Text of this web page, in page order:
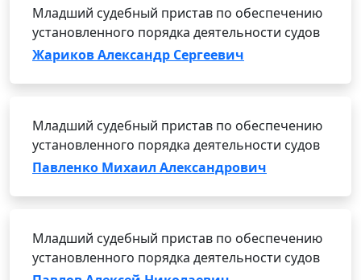
Младший судебный пристав по обеспечению
установленного порядка деятельности судов
Жариков Александр Сергеевич
Младший судебный пристав по обеспечению
установленного порядка деятельности судов
Павленко Михаил Александрович
Младший судебный пристав по обеспечению
установленного порядка деятельности судов